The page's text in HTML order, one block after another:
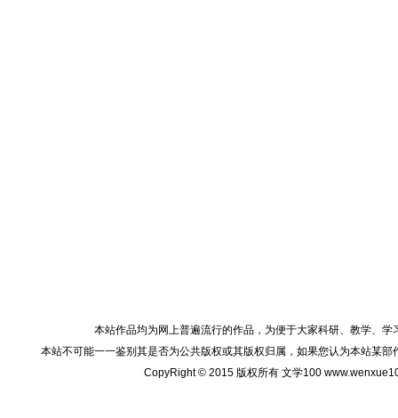
本站作品均为网上普遍流行的作品，为便于大家科研、教学、
本站不可能一一鉴别其是否为公共版权或其版权归属，如果您认为本站某
CopyRight © 2015 版权所有 文学100